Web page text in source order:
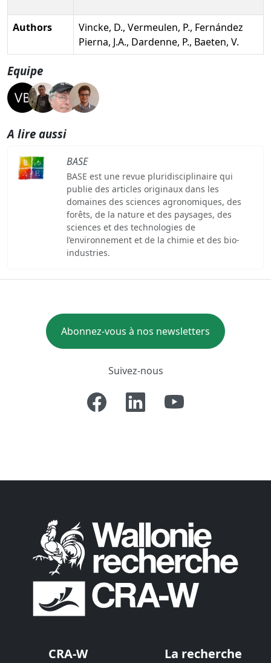
Authors
Vincke, D., Vermeulen, P., Fernández
Pierna, J.A., Dardenne, P., Baeten, V.
Equipe
A lire aussi
BASE
BASE est une revue pluridisciplinaire qui
publie des articles originaux dans les
domaines des sciences agronomiques, des
forêts, de la nature et des paysages, des
sciences et des technologies de
l’environnement et de la chimie et des bio-
industries.
Abonnez-vous à nos newsletters
Suivez-nous
CRA-W La recherche